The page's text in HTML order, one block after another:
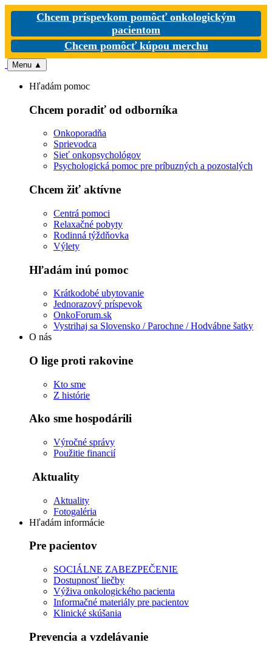
Chcem príspevkom pomôcť onkologickým
pacientom
Chcem pomôcť kúpou merchu
Menu ▲
Hľadám pomoc
Chcem poradiť od odborníka
Onkoporadňa
Sprievodca
Sieť onkopsychológov
Psychologická pomoc pre príbuzných a pozostalých
Chcem žiť aktívne
Centrá pomoci
Relaxačné pobyty
Rodinná týždňovka
Výlety
Hľadám inú pomoc
Krátkodobé ubytovanie
Jednorazový príspevok
OnkoForum.sk
Vystrihaj sa Slovensko / Parochne / Hodvábne šatky
O nás
O lige proti rakovine
Kto sme
Z histórie
Ako sme hospodárili
Výročné správy
Použitie financií
Aktuality
Aktuality
Fotogaléria
Hľadám informácie
Pre pacientov
SOCIÁLNE ZABEZPEČENIE
Dostupnosť liečby
Výživa onkologického pacienta
Informačné materiály pre pacientov
Klinické skúšania
Prevencia a vzdelávanie